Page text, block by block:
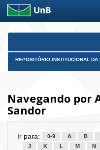
Skip
REPOSITÓRIO INSTITUCIONAL DA
Navegando por
Sandor
Ir para: 0-9 A B
J
K L M N